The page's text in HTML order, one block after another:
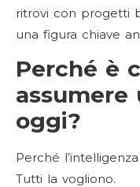
ritrovi con progetti
una figura chiave
Perché è
assumere
oggi?
Perché
Tutti la vogliono.